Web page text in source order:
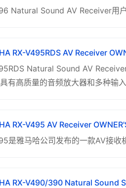
Natural Sound AV Receiver用
RX-V495RDS AV Receiver
Natural Sound AV
有高质量的音频放大器和多种输入
RX-V495 AV Receiver
是雅马哈公司发布的一款AV接收
RX-V490/390 Natural Sound